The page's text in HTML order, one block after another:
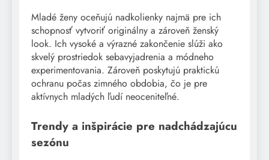
Mladé ženy oceňujú nadkolienky najmä pre ich
schopnosť vytvoriť originálny a zároveň ženský
look. Ich vysoké a výrazné zakončenie slúži ako
skvelý prostriedok sebavyjadrenia a módneho
experimentovania. Zároveň poskytujú praktickú
ochranu počas zimného obdobia, čo je pre
aktívnych mladých ľudí neoceniteľné.
Trendy a inšpirácie pre nadchádzajúcu
sezónu